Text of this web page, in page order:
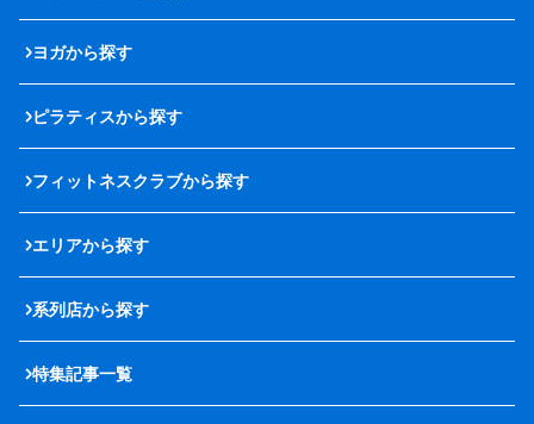
ヨガから探す
ピラティスから探す
フィットネスクラブから探す
エリアから探す
系列店から探す
特集記事一覧